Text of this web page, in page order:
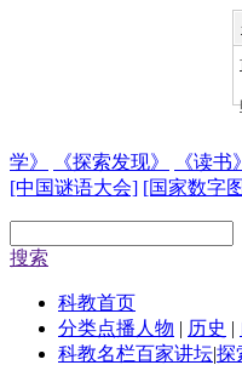
学》
《探索发现》
《读书》
[中国谜语大会] [国家数字
搜索
科教首页
分类点播 人物 | 历史 |
科教名栏百家讲坛|探